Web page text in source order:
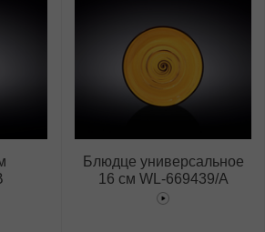
Блюдце универсальное
16 см WL‑669439/A